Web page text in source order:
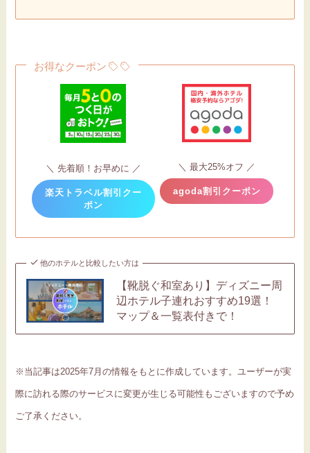
お得なクーポン
＼ 先着順！お早めに ／
楽天トラベル割引クー
ポン
＼ 最大25%オフ ／
agoda割引クーポン
他のホテルと比較したい方は
【靴脱ぐ和室あり】ディズニー周
辺ホテル子連れおすすめ19選！
マップ＆一覧表付きで！
※当記事は2025年7月の情報をもとに作成しています。ユーザーが実
際に訪れる際のサービスに変更が生じる可能性もございますので予め
ご了承ください。